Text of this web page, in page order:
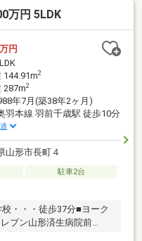
万円 5LDK
万円
144.91m2
287m2
年7月(築38年2ヶ月)
羽本線 羽前千歳駅 徒歩10分
山形市長町４
駐車2台
・・・徒歩37分■ヨーク
ブン山形済生病院前
分